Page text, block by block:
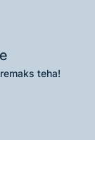
teha!